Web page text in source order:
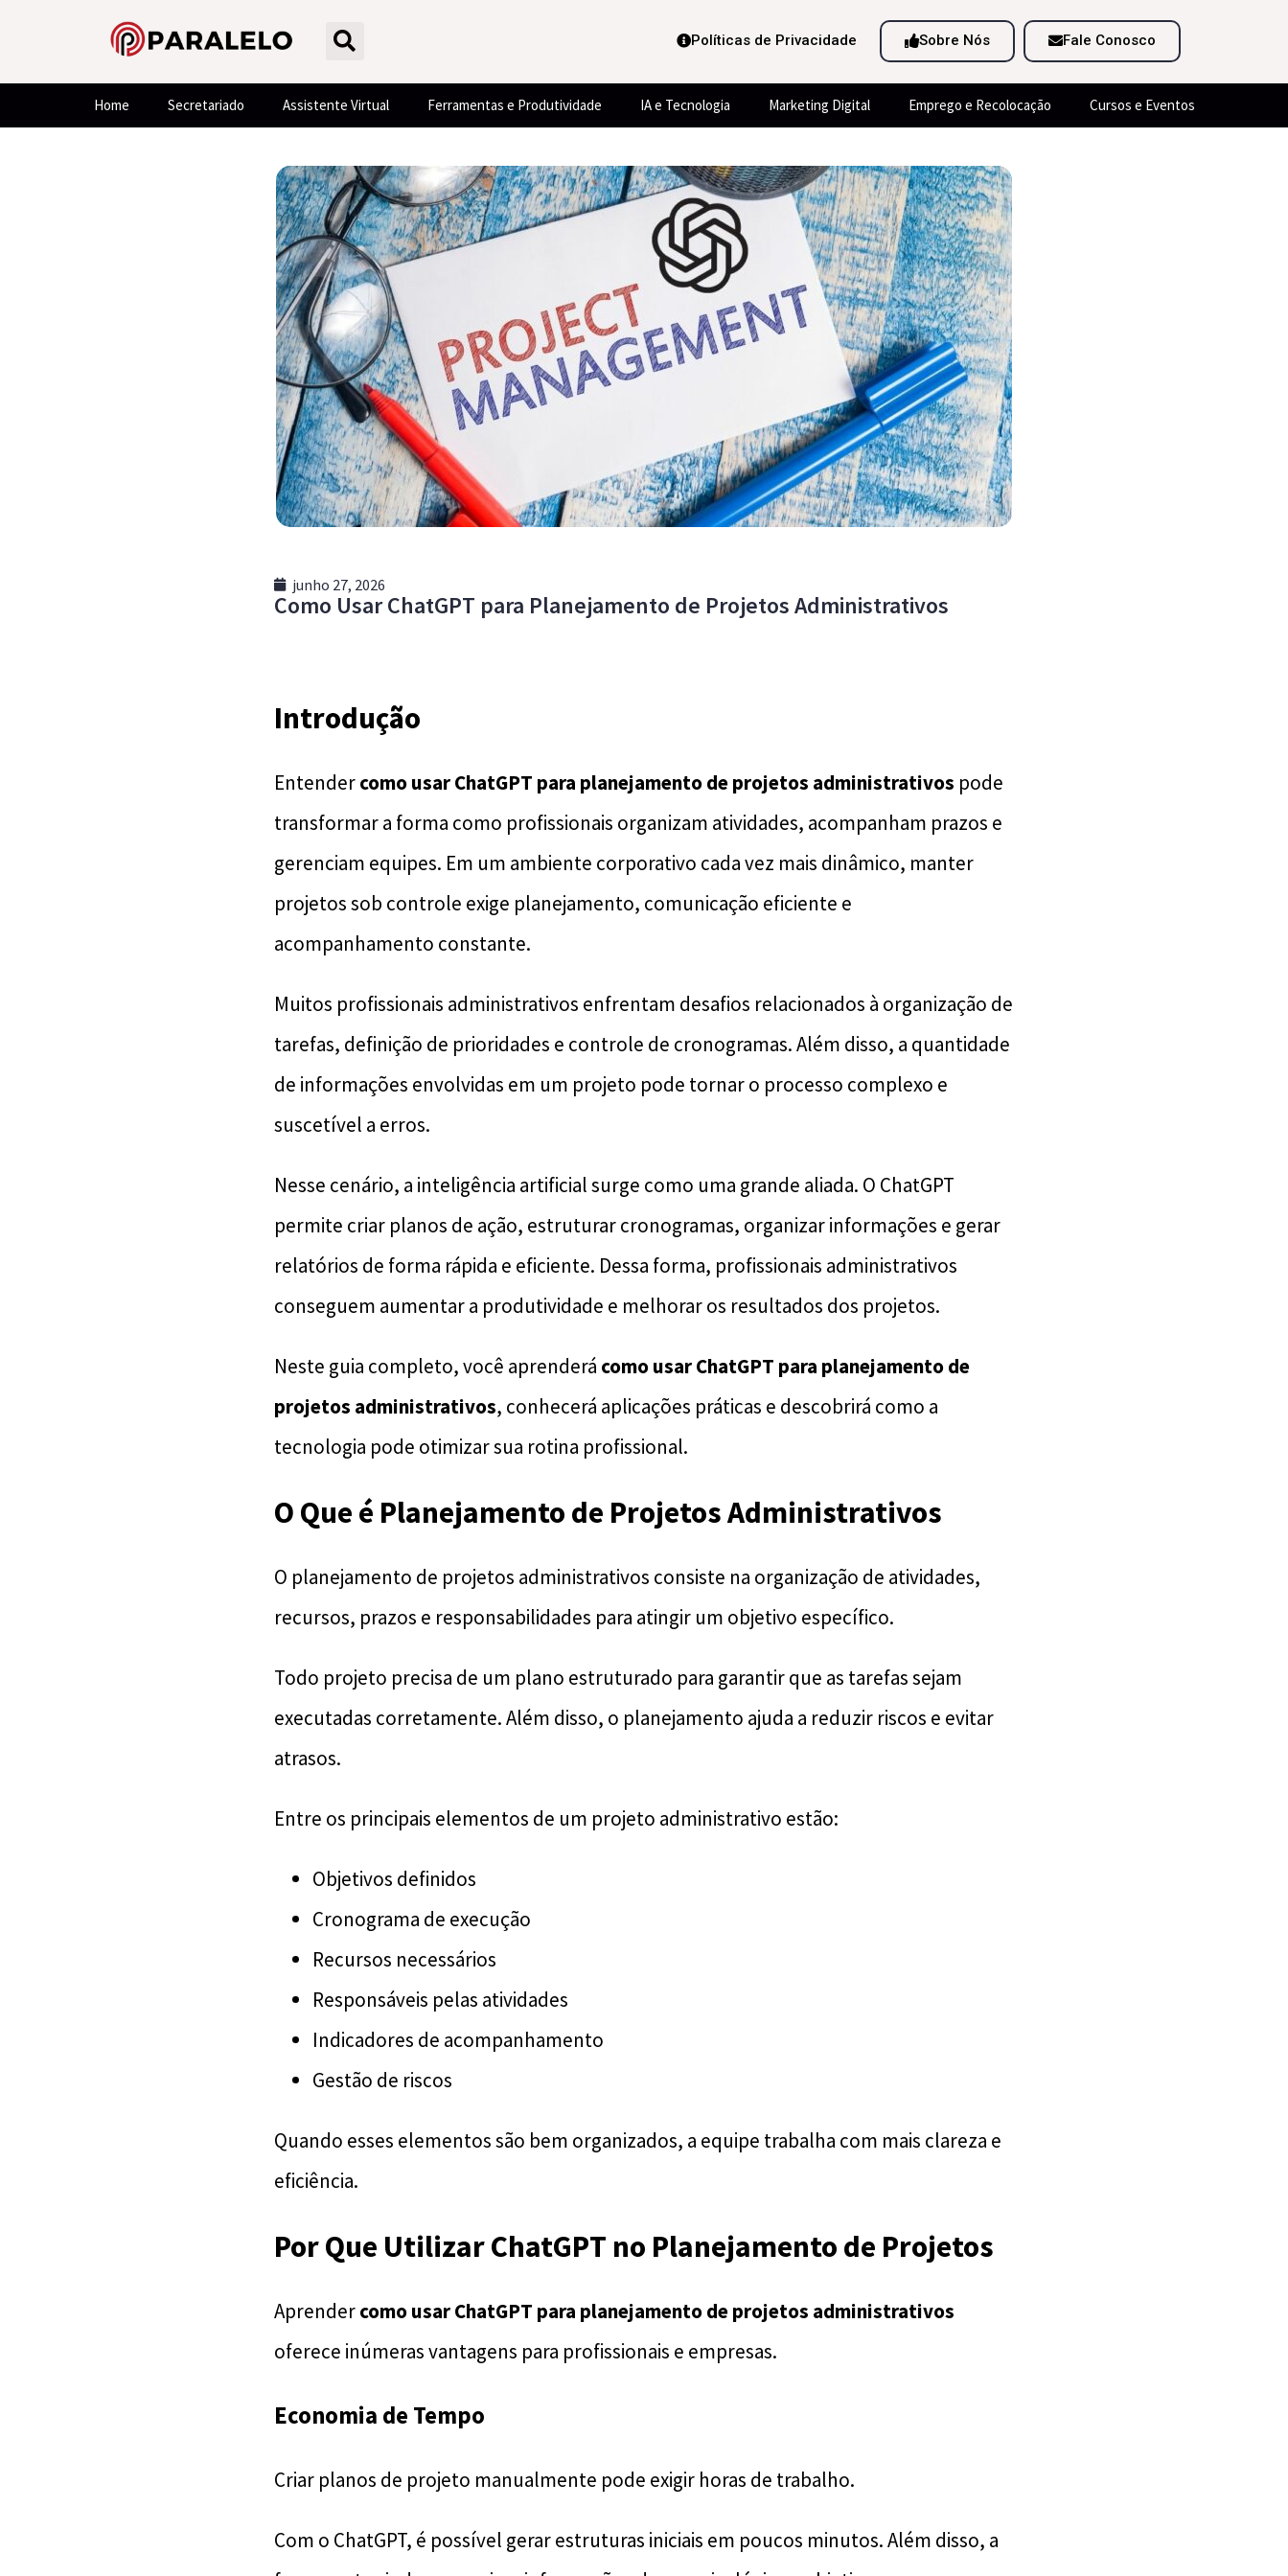
Políticas de Privacidade Sobre Nós Fale Conosco
Home Secretariado Assistente Virtual Ferramentas e Produtividade IA e Tecnologia Marketing Digital Emprego e Recolocação Cursos e Eventos
junho 27, 2026
Como Usar ChatGPT para Planejamento de Projetos Administrativos
Introdução
Entendercomo usar ChatGPT para planejamento de projetos administrativos pode
transformar a forma como profissionais organizam atividades, acompanham prazos e
gerenciam equipes. Em um ambiente corporativo cada vez mais dinâmico, manter
projetos sob controle exige planejamento, comunicação eficiente e
acompanhamento constante.
Muitos profissionais administrativos enfrentam desafios relacionados à organização de
tarefas, definição de prioridades e controle de cronogramas. Além disso, a quantidade
de informações envolvidas em um projeto pode tornar o processo complexo e
suscetível a erros.
Nesse cenário, a inteligência artificial surge como uma grande aliada. O ChatGPT
permite criar planos de ação, estruturar cronogramas, organizar informações e gerar
relatórios de forma rápida e eficiente. Dessa forma, profissionais administrativos
conseguem aumentar a produtividade e melhorar os resultados dos projetos.
Neste guia completo, você aprenderá como usar ChatGPT para planejamento de
projetos administrativos, conhecerá aplicações práticas e descobrirá como a
tecnologia pode otimizar sua rotina profissional.
O Que é Planejamento de Projetos Administrativos
O planejamento de projetos administrativos consiste na organização de atividades,
recursos, prazos e responsabilidades para atingir um objetivo específico.
Todo projeto precisa de um plano estruturado para garantir que as tarefas sejam
executadas corretamente. Além disso, o planejamento ajuda a reduzir riscos e evitar
atrasos.
Entre os principais elementos de um projeto administrativo estão:
Objetivos definidos
Cronograma de execução
Recursos necessários
Responsáveis pelas atividades
Indicadores de acompanhamento
Gestão de riscos
Quando esses elementos são bem organizados, a equipe trabalha com mais clareza e
eficiência.
Por Que Utilizar ChatGPT no Planejamento de Projetos
Aprendercomo usar ChatGPT para planejamento de projetos administrativos
oferece inúmeras vantagens para profissionais e empresas.
Economia de Tempo
Criar planos de projeto manualmente pode exigir horas de trabalho.
Com o ChatGPT, é possível gerar estruturas iniciais em poucos minutos. Além disso, a